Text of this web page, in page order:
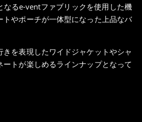
なるe-ventファブリックを使用した機
トやポーチが一体型になった上品なバ
を表現したワイドジャケットやシャ
ートが楽しめるラインナップとなって